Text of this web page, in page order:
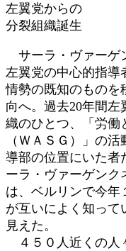
左翼党からの
分裂組織誕生
サーラ・ヴァーゲ
左翼党の中心的指導
情勢の既知のもの
向へ。過去20年間
織のひとつ、「労働
（ＷＡＳＧ）」の
導部の位置にいた者
ーラ・ヴァーゲンク
は、ベルリンで今年
が互いによく知って
見えた。
４５０人近くの人